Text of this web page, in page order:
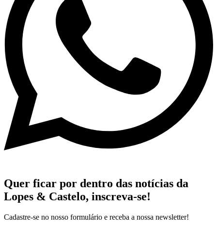
Quer ficar por dentro das notícias da
Lopes & Castelo, inscreva-se!
Cadastre-se no nosso formulário e receba a nossa newsletter!